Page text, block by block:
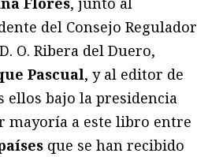
del Consejo Regulador
O. Ribera del Duero,
Pascual, y al editor de
ellos bajo la presidencia
a este libro entre
que se han recibido